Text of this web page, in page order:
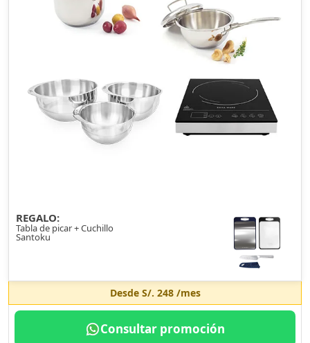
REGALO:
Tabla de picar + Cuchillo
Santoku
Desde S/. 248/mes
Consultar promoción